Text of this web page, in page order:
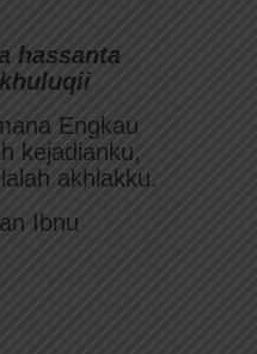
hassanta
Engkau
kejadianku,
akhlakku.
Ibnu